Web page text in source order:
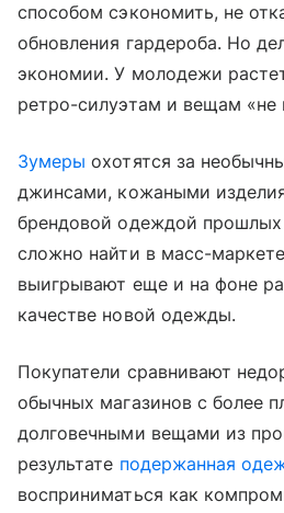
способом сэкономить, не
обновления гардероба. Но
экономии. У молодежи
ретро-силуэтам и вещам «не
Зумеры охотятся за
джинсами, кожаными
брендовой одеждой
сложно найти в масс-
выигрывают еще и на фоне
качестве новой одежды.
Покупатели сравнивают
обычных магазинов с более
долговечными вещами из
результате подержанная
восприниматься как